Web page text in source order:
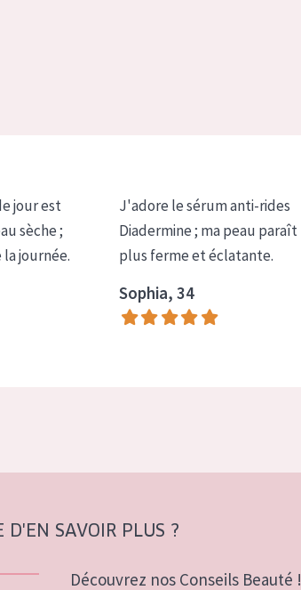
jour est
sèche ;
journée.
J'adore le sérum anti-rides
Diadermine ; ma peau paraît
plus ferme et éclatante.
Sophia, 34
D'EN SAVOIR PLUS ?
Découvrez nos Conseils Beauté !